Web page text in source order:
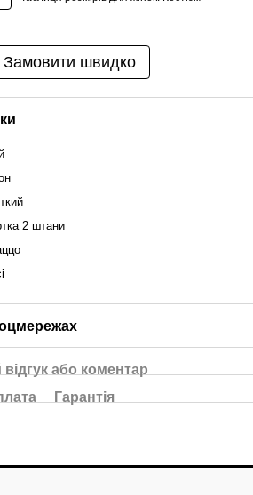
Замовити швидко
2 штани
або коментар
Гарантія